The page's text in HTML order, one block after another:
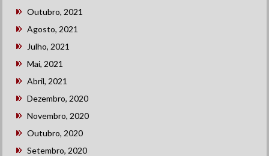
Outubro, 2021
Agosto, 2021
Julho, 2021
Mai, 2021
Abril, 2021
Dezembro, 2020
Novembro, 2020
Outubro, 2020
Setembro, 2020